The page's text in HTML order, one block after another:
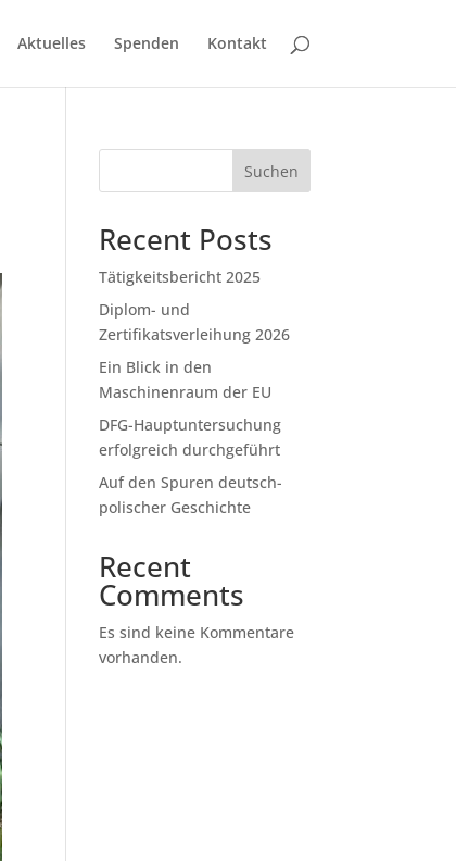
Aktuelles Spenden Kontakt
Suchen
Recent Posts
Tätigkeitsbericht 2025
Diplom- und
Zertifikatsverleihung 2026
Ein Blick in den
Maschinenraum der EU
DFG-Hauptuntersuchung
erfolgreich durchgeführt
Auf den Spuren deutsch-
polischer Geschichte
Recent
Comments
Es sind keine Kommentare
vorhanden.